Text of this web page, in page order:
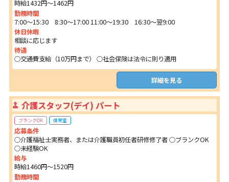
時給1432円〜1462円
勤務時間
7:00～15:30 8:30～17:00 11:00～19:30 16:30～翌9:00
休日休暇
相談に応じます
待遇
○交通費支給（10万円まで） ○社会保険は法令に則り適用
詳細を見る
介護スタッフ(デイ) パート
ブランクOK 保育室
応募条件
○介護福祉士実務者、または介護職員初任者研修修了者 ○ブランクOK
○未経験OK
給与
時給1460円〜1520円
勤務時間